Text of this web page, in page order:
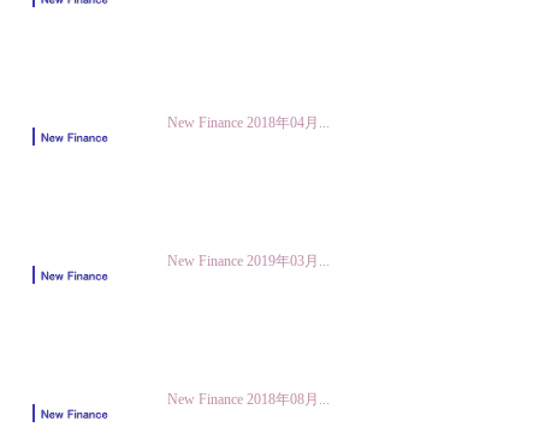
New Finance 2018年04月...
New Finance 2019年03月...
New Finance 2018年08月...